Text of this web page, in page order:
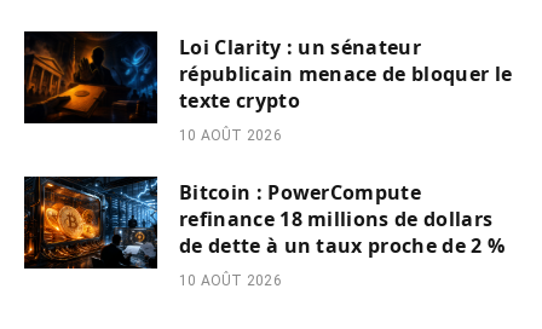
Loi Clarity : un sénateur
républicain menace de bloquer le
texte crypto
10 AOÛT 2026
Bitcoin : PowerCompute
refinance 18 millions de dollars
de dette à un taux proche de 2 %
10 AOÛT 2026